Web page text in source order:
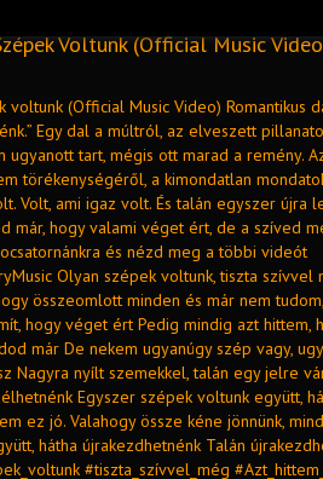
Voltunk (Official Music
voltunk (Official Music Video) Romantikus
Egy dal a múltról, az elveszett
tart, mégis ott marad a remény.
törékenységéről, a kimondatlan
Volt, ami igaz volt. És talán egyszer újra
már, hogy valami véget ért, de a szíved
és nézd meg a többi videót
Olyan szépek voltunk, tiszta szívvel
összeomlott minden és már nem
hogy véget ért Pedig mindig azt hittem,
már De nekem ugyanúgy szép vagy,
Nagyra nyílt szemekkel, talán egy jelre
Egyszer szépek voltunk együtt,
ez jó. Valahogy össze kéne jönnünk,
hátha újrakezdhetnénk Talán
#tiszta_szívvel_még